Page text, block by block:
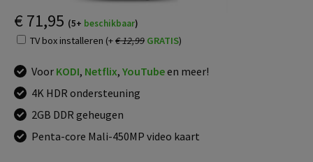
€ 71,95 (5+ beschikbaar)
TV box installeren (+€ 12,99 GRATIS)
Voor KODI, Netflix, YouTubeen meer!
4K HDR ondersteuning
2GB DDR geheugen
Penta-core Mali-450MP video kaart